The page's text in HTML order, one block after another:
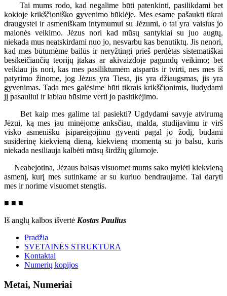
Tai mums rodo, kad negalime būti patenkinti, pasilikdami bet
kokioje krikščioniško gyvenimo būklėje. Mes esame pašaukti tikrai
draugystei ir asmeniškam intymumui su Jėzumi, o tai yra vaisius jo
malonės veikimo. Jėzus nori kad mūsų santykiai su juo augtų,
niekada mus neatskirdami nuo jo, nesvarbu kas benutiktų. Jis nenori,
kad mes būtumėme bailūs ir neryžtingi prieš perdėtas sistematiškai
besikeičiančių teorijų įtakas ar akivaizdoje pagundų veikimo; bet
veikiau jis nori, kas mes pasiliktumėm atsparūs ir tvirti, nes mes iš
patyrimo žinome, jog Jėzus yra Tiesa, jis yra džiaugsmas, jis yra
gyvenimas. Tada mes galėsime būti tikrais krikščionimis, liudydami
jį pasauliui ir labiau būsime verti jo pasitikėjimo.
Bet kaip mes galime tai pasiekti? Ugdydami savyje atvirumą
Jėzui, ką mes jau minėjome anksčiau, malda, studijavimu ir virš
visko asmenišku įsipareigojimu gyventi pagal jo žodį, būdami
susiderinę kiekvieną dieną, kiekvieną momentą su jo balsu, kuris
niekada nesiliauja kalbėti mūsų širdžių gilumoje.
Neabejotina, Jėzaus balsas visuomet mums sako mylėti kiekvieną
asmenį, kurį mes sutinkame ar su kuriuo bendraujame. Tai daryti
mes ir norime visuomet stengtis.
■ ■ ■
Iš anglų kalbos išvertė Kostas Paulius
Pradžia
SVETAINĖS STRUKTŪRA
Kontaktai
Numerių kopijos
Metai, Numeriai